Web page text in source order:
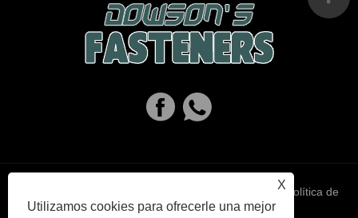
X
Utilizamos cookies para ofrecerle una mejor
política de